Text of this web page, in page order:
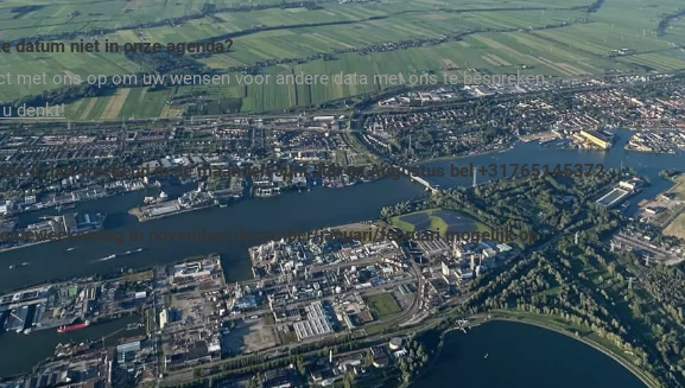
datum niet in onze agenda?
met ons op om uw wensen voor andere data met ons te bespreken.
denkt!
in het weekend in de maanden Juni,Juli en Augustus bel +31765145372.
in november/december/januari/februari mogelijk op